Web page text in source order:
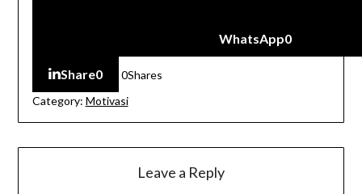
WhatsApp0
Share0 0Shares
Category: Motivasi
Leave a Reply